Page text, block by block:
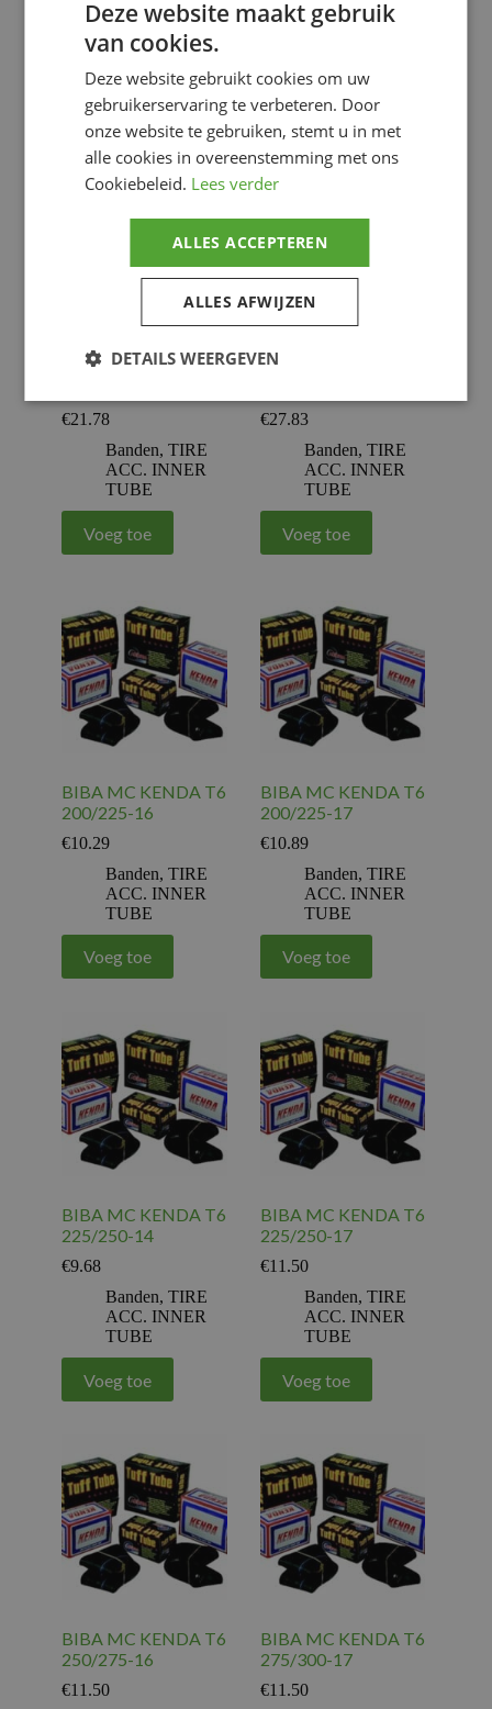
Banden,TIRE
ACC. INNER
Voeg toe
Banden ,TIRE
Voeg toe
BIBA MC KENDA T6
€21.78
Banden, TIRE
ACC. INNER
TUBE
Voeg toe
BIBA MC KENDA T6
€27.83
Banden, TIRE
ACC. INNER
TUBE
Voeg toe
BIBA MC KENDA T6
200/225-16
€10.29
Banden, TIRE
ACC. INNER
TUBE
Voeg toe
BIBA MC KENDA T6
200/225-17
€10.89
Banden, TIRE
ACC. INNER
TUBE
Voeg toe
BIBA MC KENDA T6
225/250-14
€9.68
Banden, TIRE
ACC. INNER
TUBE
Voeg toe
BIBA MC KENDA T6
225/250-17
€11.50
Banden, TIRE
ACC. INNER
TUBE
Voeg toe
BIBA MC KENDA T6
250/275-16
€11.50
BIBA MC KENDA T6
275/300-17
€11.50
Deze website maakt gebruik
van cookies.
Deze website gebruikt cookies om uw
gebruikerservaring te verbeteren. Door
onze website te gebruiken, stemt u in met
alle cookies in overeenstemming met ons
Cookiebeleid. Lees verder
ALLES ACCEPTEREN
ALLES AFWIJZEN
DETAILS WEERGEVEN